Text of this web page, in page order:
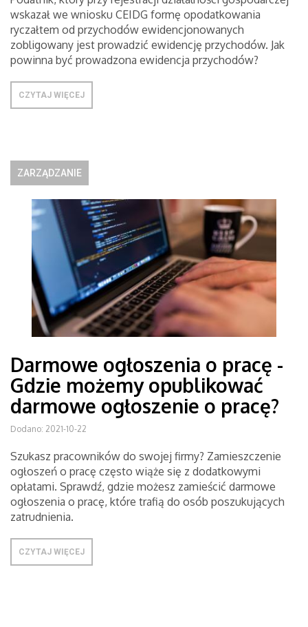
wskazał we wniosku CEIDG formę opodatkowania
ryczałtem od przychodów ewidencjonowanych
zobligowany jest prowadzić ewidencję przychodów. Jak
powinna być prowadzona ewidencja przychodów?
CZYTAJ WIĘCEJ
ZARZĄDZANIE
Darmowe ogłoszenia o pracę -
Gdzie możemy opublikować
darmowe ogłoszenie o pracę?
Dodano: 2021-10-22
Szukasz pracowników do swojej firmy? Zamieszczenie
ogłoszeń o pracę często wiąże się z dodatkowymi
opłatami. Sprawdź, gdzie możesz zamieścić darmowe
ogłoszenia o pracę, które trafią do osób poszukujących
zatrudnienia.
CZYTAJ WIĘCEJ